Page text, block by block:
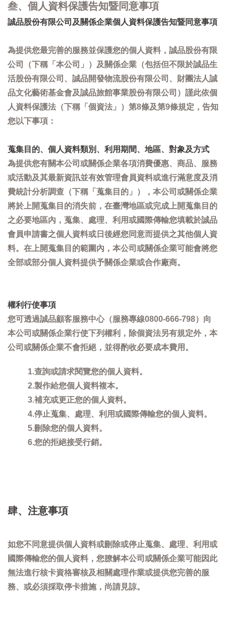
叁、個人資料保護告知暨同意事項
誠品股份有限公司及關係企業個人資料保護告知暨同意事項
為提供您最完善的服務並保護您的個人資料，誠品股份有限
公司（下稱「本公司」）及關係企業（包括但不限於誠品生
活股份有限公司、誠品開發物流股份有限公司、財團法人誠
品文化藝術基金會及誠品旅館事業股份有限公司）謹此依個
人資料保護法（下稱「個資法」）第8條及第9條規定，告知
您以下事項：
蒐集目的、個人資料類別、利用期間、地區、對象及方式
為提供您有關本公司或關係企業各項消費優惠、商品、服務
或活動及其最新資訊並有效管理會員資料或進行滿意度及消
費統計分析調查（下稱「蒐集目的」），本公司或關係企業
將於上開蒐集目的消失前，在臺灣地區或完成上開蒐集目的
之必要地區內，蒐集、處理、利用或國際傳輸您填載於誠品
會員申請書之個人資料或日後經您同意而提供之其他個人資
料。在上開蒐集目的範圍內，本公司或關係企業可能會將您
全部或部分個人資料提供予關係企業或合作廠商。
權利行使事項
您可透過誠品顧客服務中心（服務專線0800-666-798）向
本公司或關係企業行使下列權利，除個資法另有規定外，本
公司或關係企業不會拒絕，並得酌收必要成本費用。
1.查詢或請求閱覽您的個人資料。
2.製作給您個人資料複本。
3.補充或更正您的個人資料。
4.停止蒐集、處理、利用或國際傳輸您的個人資料。
5.刪除您的個人資料。
6.您的拒絕接受行銷。
肆、注意事項
如您不同意提供個人資料或刪除或停止蒐集、處理、利用或
國際傳輸您的個人資料，您膫解本公司或關係企業可能因此
無法進行核卡資格審核及相關處理作業或提供您完善的服
務、或必須採取停卡措施，尚請見諒。